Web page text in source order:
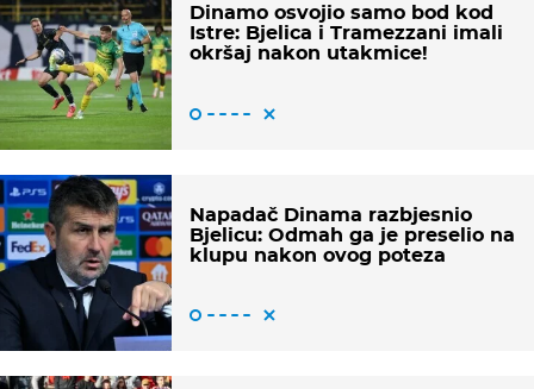
Dinamo osvojio samo bod kod
Istre: Bjelica i Tramezzani imali
okršaj nakon utakmice!
Napadač Dinama razbjesnio
Bjelicu: Odmah ga je preselio na
klupu nakon ovog poteza